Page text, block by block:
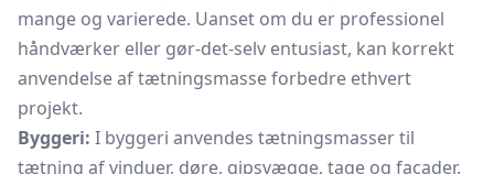
mange og varierede. Uanset om du er professionel
håndværker eller gør-det-selv entusiast, kan korrekt
anvendelse af tætningsmasse forbedre ethvert
projekt.
Byggeri: I byggeri anvendes tætningsmasser til
tætning af vinduer, døre, gipsvægge, tage og facader.